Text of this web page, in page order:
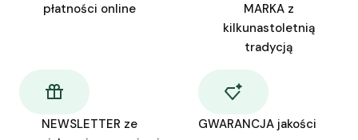
płatności online
MARKA z
kilkunastoletnią
tradycją
NEWSLETTER ze
GWARANCJA jakości